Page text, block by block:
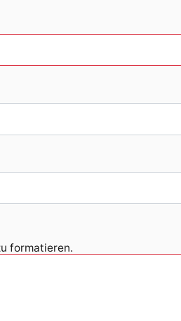
formatieren.